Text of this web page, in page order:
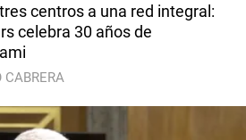
centros a una red integral:
celebra 30 años de
CABRERA